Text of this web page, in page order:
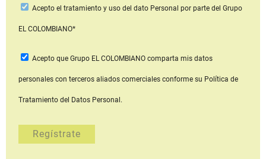
Acepto el tratamiento y uso del dato Personal por parte del Grupo
EL COLOMBIANO*
Acepto que Grupo EL COLOMBIANOcomparta mis datos
personales con terceros aliados comerciales conforme su Política de
Tratamiento del Datos Personal.